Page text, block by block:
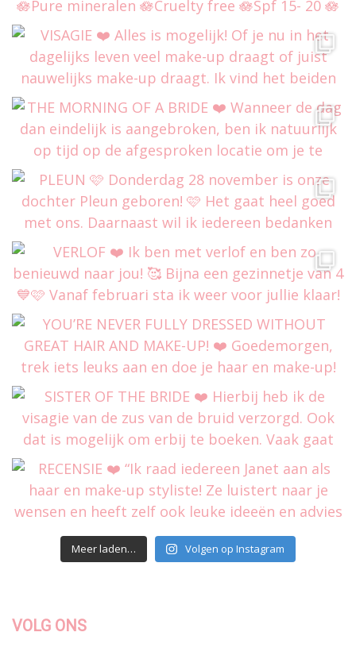
Meer laden… Volgen op Instagram
VOLG ONS